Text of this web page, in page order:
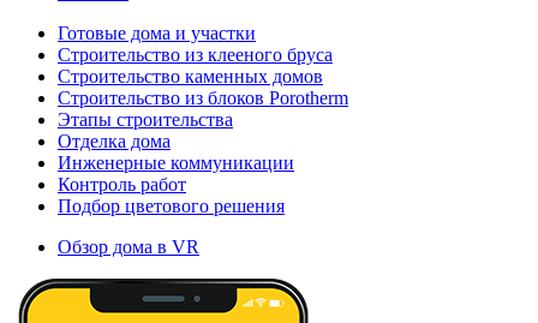
Готовые дома и участки
Строительство из клееного бруса
Строительство каменных домов
Строительство из блоков Porotherm
Этапы строительства
Отделка дома
Инженерные коммуникации
Контроль работ
Подбор цветового решения
Обзор дома в VR